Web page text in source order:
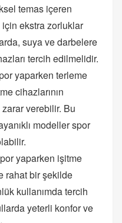
temas içeren
için ekstra zorluklar
suya ve darbelere
tercih edilmelidir.
yaparken terleme
cihazlarının
verebilir. Bu
modeller spor
yaparken işitme
rahat bir şekilde
kullanımda tercih
yeterli konfor ve